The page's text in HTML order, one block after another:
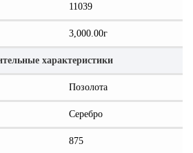
11039
3,000.00г
характеристики
Позолота
Серебро
875